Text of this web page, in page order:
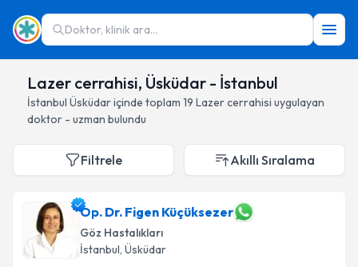
Doktor, klinik ara...
Lazer cerrahisi, Üsküdar - İstanbul
İstanbul Üsküdariçinde toplam 19 Lazer cerrahisi uygulayan
doktor - uzman bulundu
Filtrele Akıllı Sıralama
Op. Dr. Figen Küçüksezer
Göz Hastalıkları
İstanbul, Üsküdar